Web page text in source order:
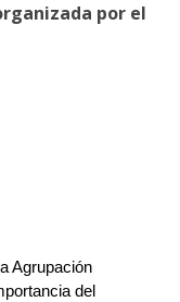
por el
Agrupación
del